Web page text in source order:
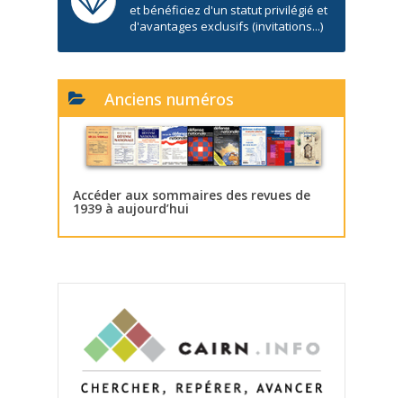
et bénéficiez d'un statut privilégié et
d'avantages exclusifs (invitations...)
Anciens numéros
Accéder aux sommaires des revues de
1939 à aujourd’hui